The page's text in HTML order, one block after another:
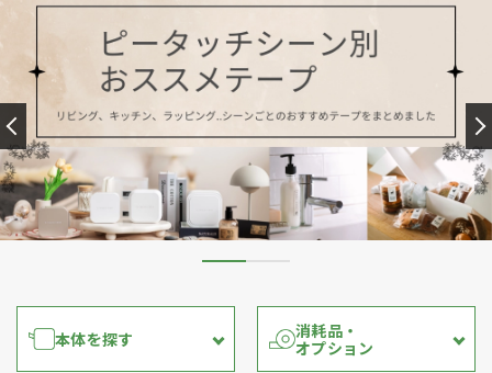
本体を探す
消耗品・
オプション